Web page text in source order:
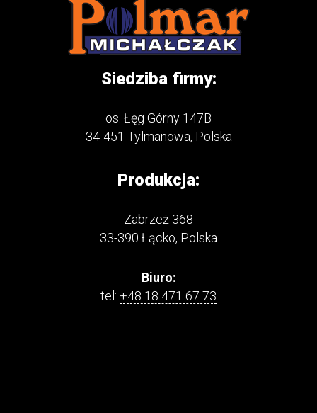
Siedziba firmy:
os. Łęg Górny 147B
34-451 Tylmanowa, Polska
Produkcja:
Zabrzeż 368
33-390 Łącko, Polska
Biuro:
tel: +48 18 471 67 73